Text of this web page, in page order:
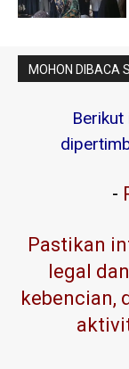
MOHON DIBACA
-
Pastikan
legal
kebencian,